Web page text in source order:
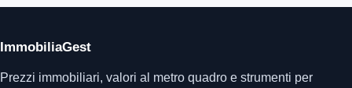
ImmobiliaGest
Prezzi immobiliari, valori al metro quadro e strumenti per